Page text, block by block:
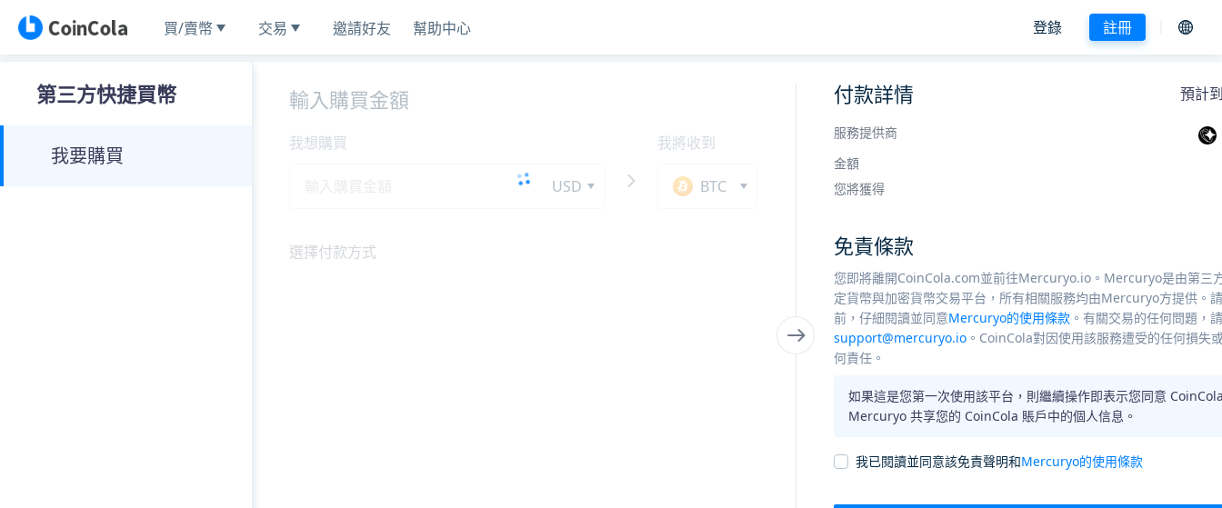
買/賣幣 交易 邀請好友 幫助中心 登錄 註冊
第三方快捷買幣
我要購買
輸入購買金額
我想購買
USD
我將收到
BTC
選擇付款方式
付款詳情 預計
服務提供商
金額
您將獲得
免責條款
您即將離開CoinCola.com並前往Mercuryo.io。Mercuryo是由第三
定貨幣與加密貨幣交易平台，所有相關服務均由Mercuryo方提供。
前，仔細閱讀並同意Mercuryo的使用條款 。有關交易的任何問題，
support@mercuryo.io 。CoinCola對因使用該服務遭受的任何損失
何責任。
如果這是您第一次使用該平台，則繼續操作即表示您同意
Mercuryo 共享您的 CoinCola 賬戶中的個人信息。
我已閱讀並同意該免責聲明和Mercuryo的使用條款